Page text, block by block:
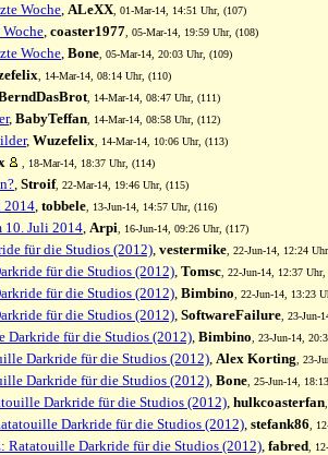
Woche, ALeXX , 01-Mar-14, 14:51 Uhr, (107)
, coaster1977 , 05-Mar-14, 19:59 Uhr, (108)
Woche, Bone , 05-Mar-14, 20:03 Uhr, (109)
, 14-Mar-14, 08:14 Uhr, (110)
, 14-Mar-14, 08:47 Uhr, (111)
, BabyTeffan , 14-Mar-14, 08:58 Uhr, (112)
, Wuzefelix , 14-Mar-14, 10:06 Uhr, (113)
, 18-Mar-14, 18:37 Uhr, (114)
, Stroif, 22-Mar-14, 19:46 Uhr, (115)
2014, tobbele , 13-Jun-14, 14:57 Uhr, (116)
10. Juli 2014, Arpi , 16-Jun-14, 09:26 Uhr, (117)
für die Studios (2012), vestermike , 22-Jun-14, 12:24
für die Studios (2012), Tomsc , 22-Jun-14, 12:37
für die Studios (2012), Bimbino , 22-Jun-14, 13:23
für die Studios (2012), SoftwareFailure , 23-Jun-
Darkride für die Studios (2012), Bimbino , 23-Jun-14,
Darkride für die Studios (2012), Alex Korting , 23-
Darkride für die Studios (2012), Bone , 25-Jun-14,
Darkride für die Studios (2012), hulkcoasterfan
Darkride für die Studios (2012), stefank86 ,
Ratatouille Darkride für die Studios (2012), fabred ,